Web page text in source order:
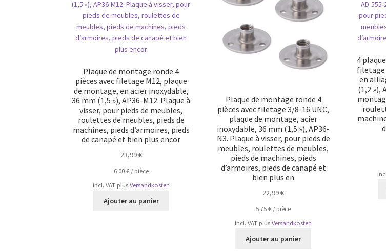
Plaque de montage ronde 4
pièces avec filetage M12, plaque
de montage, en acier inoxydable,
36 mm (1,5 »), AP36-M12. Plaque à
visser, pour pieds de meubles,
roulettes de meubles, pieds de
machines, pieds d’armoires, pieds
de canapé et bien plus encor
23,99€
6,00 €/ pièce
incl. VAT plus Versandkosten
Ajouter au panier
Plaque de montage ronde 4
pièces avec filetage 3/8-16 UNC,
plaque de montage, acier
inoxydable, 36 mm (1,5 »), AP36-
N3. Plaque à visser, pour pieds de
meubles, roulettes de meubles,
pieds de machines, pieds
d’armoires, pieds de canapé et
bien plus en
22,99€
5,75€ / pièce
incl. VAT plusVersandkosten
Ajouter au panier
4
filetage
en
(1,2 »),